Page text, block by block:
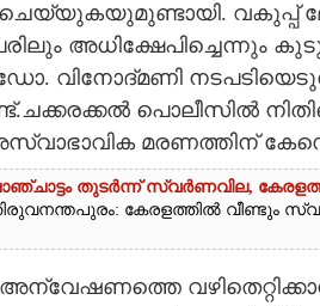
വകുപ്പ്
വിനോദ്മണി
ചക്കരക്കൽ പൊലീസിൽ
മരണത്തിന്
തുടർന്ന് സ്വർണവില,
കേരളത്തിൽ വീണ്ടും